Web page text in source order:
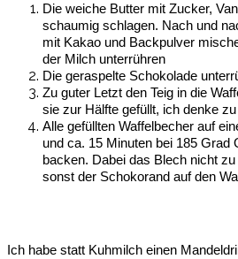
Die weiche Butter mit Zucker,
schaumig schlagen. Nach und
mit Kakao und Backpulver
der Milch unterrühren
Die geraspelte Schokolade
Zu guter Letzt den Teig in die
sie zur Hälfte gefüllt, ich denke
Alle gefüllten Waffelbecher auf
und ca. 15 Minuten bei 185 Grad
backen. Dabei das Blech nicht
sonst der Schokorand auf den
Ich habe statt Kuhmilch einen